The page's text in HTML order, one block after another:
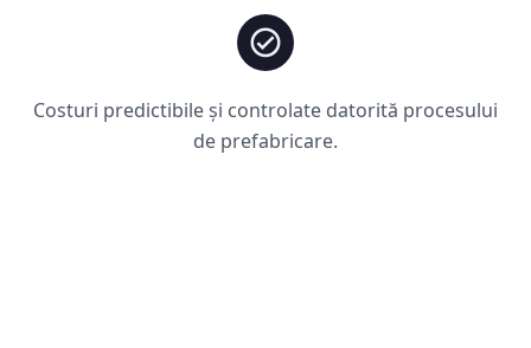
Costuri predictibile și controlate datorită procesului
de prefabricare.